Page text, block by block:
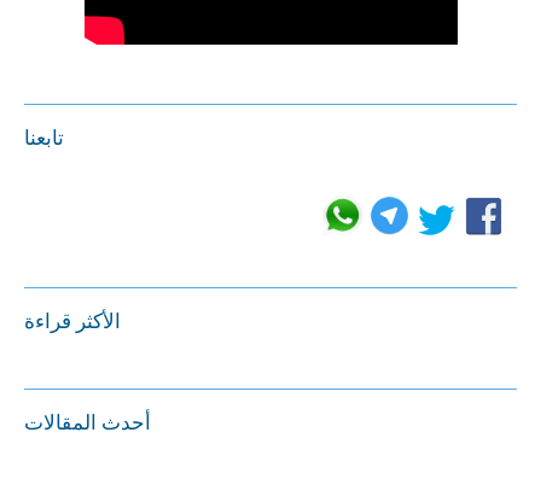
تابعنا
الأكثر قراءة
أحدث المقالات